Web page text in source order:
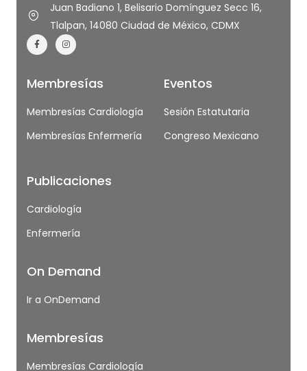
Juan Badiano 1, Belisario Domínguez Secc 16,
Tlalpan, 14080 Ciudad de México, CDMX
Membresías
Membresías Cardiología
Membresías Enfermería
Publicaciones
Cardiología
Enfermería
Eventos
Sesión Estatutaria
Congreso Mexicano
On Demand
Ir a OnDemand
Membresías
Membresías Cardiología